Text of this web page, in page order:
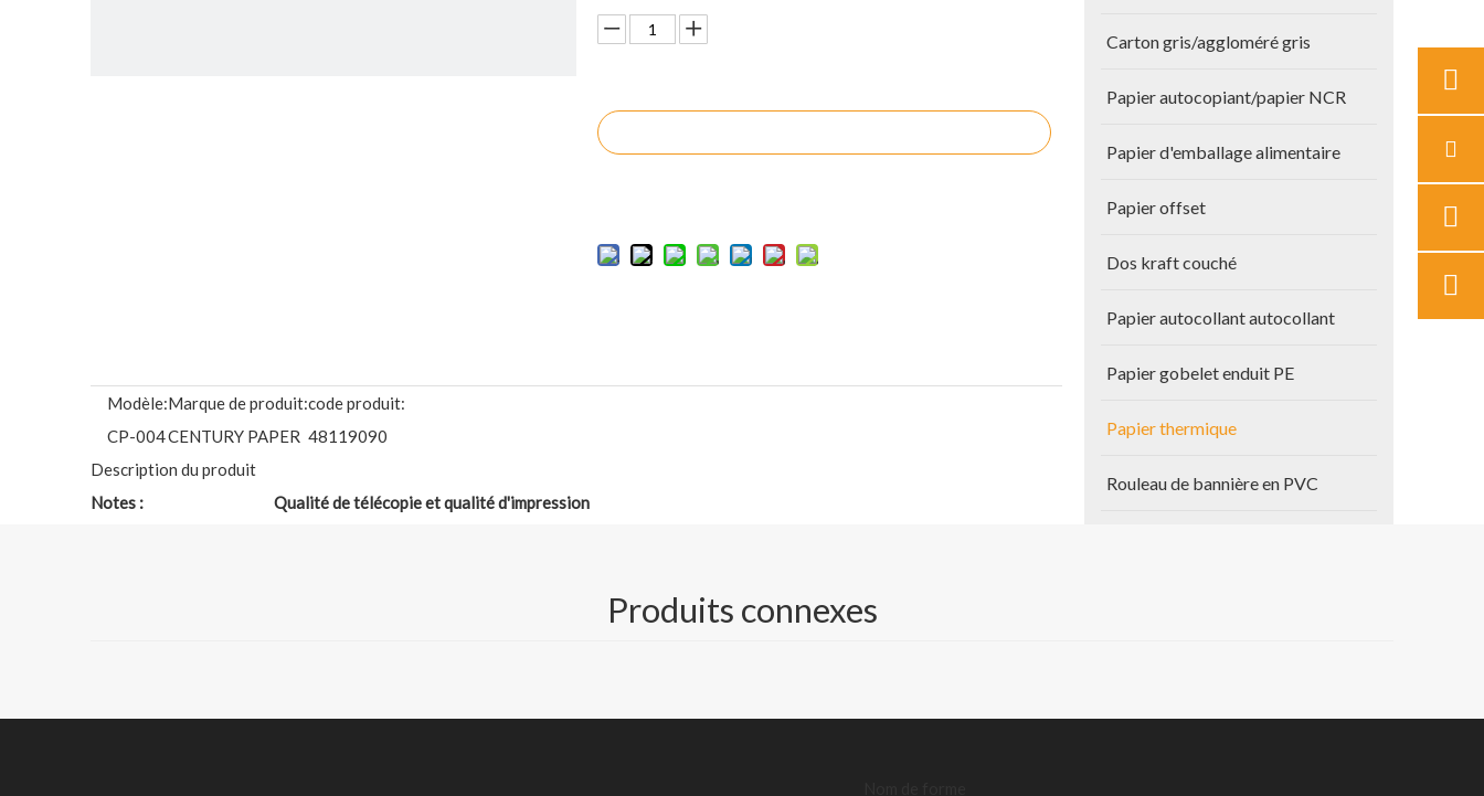
Modèle:
CP-004
Marque de produit:
CENTURY PAPER
code produit:
48119090
Description du produit
Notes :
Qualité de télécopie et qualité d'impression
Carton gris/aggloméré gris
Papier autocopiant/papier NCR
Papier d'emballage alimentaire
Papier offset
Dos kraft couché
Papier autocollant autocollant
Papier gobelet enduit PE
Papier thermique
Rouleau de bannière en PVC
Produits connexes